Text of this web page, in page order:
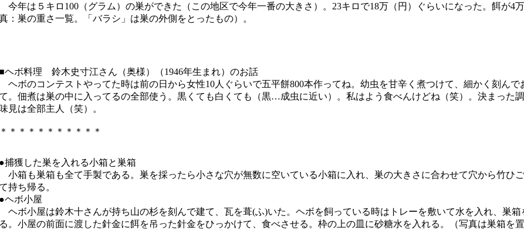
年は５キロ100（グラム）の巣ができた（この地区で今年一番の大きさ）。23キロで18万（円）ぐらいになった。餌が4
：巣の重さ一覧。「バラシ」は巣の外側をとったもの）。
ヘボ料理 鈴木史寸江さん（奥様）（1946年生まれ）のお話
ボのコンテストやってた時は前の日から女性10人ぐらいで五平餅800本作ってね。幼虫を甘辛く煮つけて、細かく刻んで
。佃煮は巣の中に入ってるの全部使う。黒くても白くても（黒…成虫に近い）。私はよう食べんけどね（笑）。決まった調
見は全部主人（笑）。
＊＊＊＊＊＊＊＊＊＊
捕獲した巣を入れる小箱と巣箱
箱も巣箱も全て手製である。巣を採ったら小さな穴が無数に空いている小箱に入れ、巣の大きさに合わせて穴から竹ひ
持ち帰る。
ヘボ小屋
ボ小屋は鈴木十さんが持ち山の杉を刻んで建て、瓦を葺(ふ)いた。ヘボを飼っている時はトレーを敷いて水を入れ、巣箱
。小屋の前面に渡した針金に餌を吊った針金をひっかけて、食べさせる。枠の上の皿に砂糖水を入れる。（写真は巣箱を